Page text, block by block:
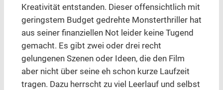
Kreativität entstanden. Dieser offensichtlich mit
geringstem Budget gedrehte Monsterthriller hat
aus seiner finanziellen Not leider keine Tugend
gemacht. Es gibt zwei oder drei recht
gelungenen Szenen oder Ideen, die den Film
aber nicht über seine eh schon kurze Laufzeit
tragen. Dazu herrscht zu viel Leerlauf und selbst